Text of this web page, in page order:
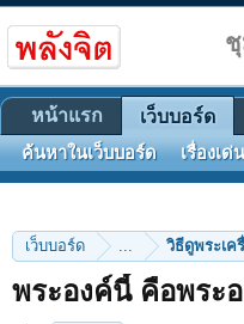
เว็บบอร์ด ... วิธีดูพระเค
พระองค์นี้ คือพระ
หน้าแรก เว็บบอร์ด
ค้นหาในเว็บบอร์ด เรื่องเด่น